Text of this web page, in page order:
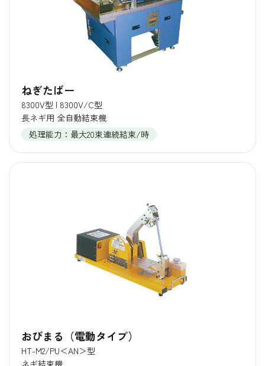
ねぎたばー
8300V型 | 8300V/C型
長ネギ用 全自動結束機
処理能力：最大20束連続結束/時
おびまる（電動タイプ）
HT-M2/PU＜AN＞型
ネギ結束機